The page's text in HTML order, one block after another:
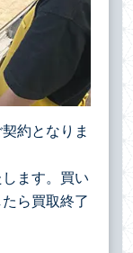
約となりま
ます。買い
ら買取終了